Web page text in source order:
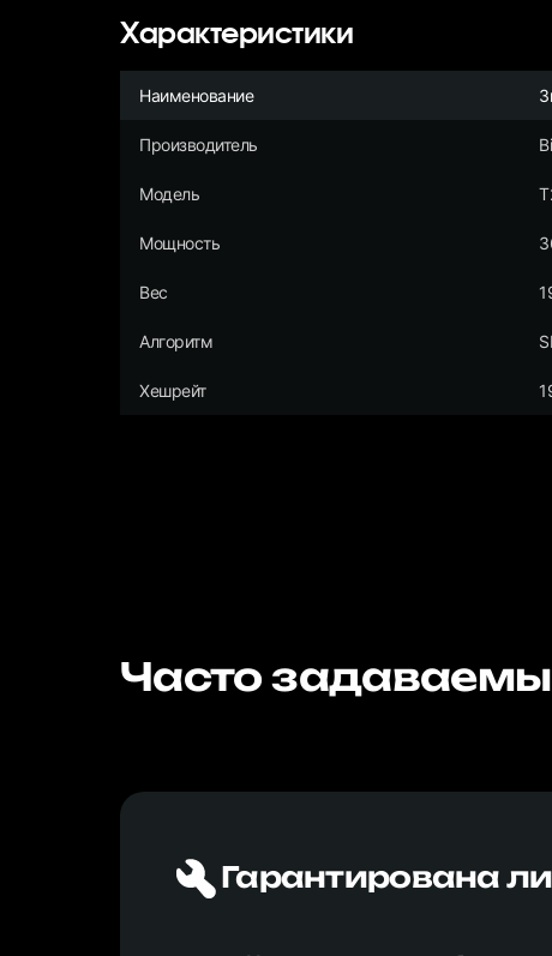
Характеристики
Наименование
Производитель
Модель
Мощность
Вес
Алгоритм
Хешрейт
Часто
Гарантирована